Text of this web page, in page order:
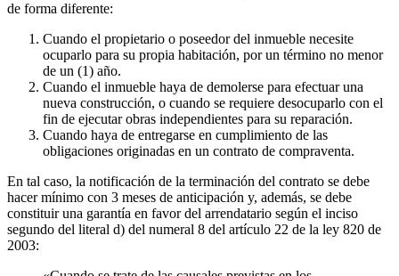
de forma diferente:
Cuando el propietario o poseedor del inmueble necesite
ocuparlo para su propia habitación, por un término no menor
de un (1) año.
Cuando el inmueble haya de demolerse para efectuar una
nueva construcción, o cuando se requiere desocuparlo con el
fin de ejecutar obras independientes para su reparación.
Cuando haya de entregarse en cumplimiento de las
obligaciones originadas en un contrato de compraventa.
En tal caso, la notificación de la terminación del contrato se debe
hacer mínimo con 3 meses de anticipación y, además, se debe
constituir una garantía en favor del arrendatario según el inciso
segundo del literal d) del numeral 8 del artículo 22 de la ley 820 de
2003: